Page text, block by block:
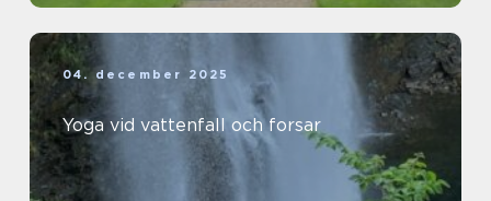
04. december 2025
Yoga vid vattenfall och forsar